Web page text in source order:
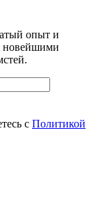
опыт и
новейшими
с Политикой